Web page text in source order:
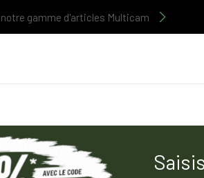
notre gamme d'articles Multicam